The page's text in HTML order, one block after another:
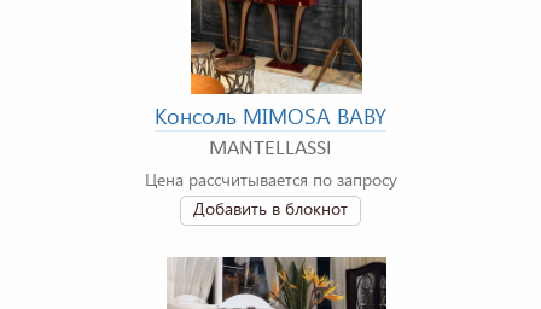
Консоль MIMOSA BABY
MANTELLASSI
Цена рассчитывается по запросу
Добавить в блокнот